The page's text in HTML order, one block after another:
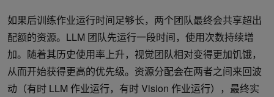
如果后训练作业运行时间足够长，两个团队最终会共享超出
配额的资源。LLM 团队先运行一段时间，使用次数持续增
加。随着其历史使用率上升，视觉团队相对变得更加饥饿，
从而开始获得更高的优先级。资源分配会在两者之间来回波
动（有时 LLM 作业运行，有时 Vision 作业运行），最终实